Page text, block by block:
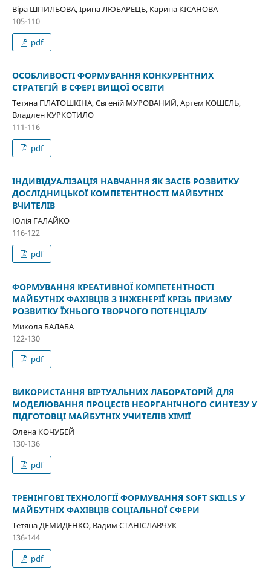
Віра ШПИЛЬОВА, Ірина ЛЮБАРЕЦЬ, Карина КІСАНОВА
105-110
pdf
ОСОБЛИВОСТІ ФОРМУВАННЯ КОНКУРЕНТНИХ
СТРАТЕГІЙ В СФЕРІ ВИЩОЇ ОСВІТИ
Тетяна ПЛАТОШКІНА, Євгеній МУРОВАНИЙ, Артем КОШЕЛЬ,
Владлен КУРКОТИЛО
111-116
pdf
ІНДИВІДУАЛІЗАЦІЯ НАВЧАННЯ ЯК ЗАСІБ РОЗВИТКУ
ДОСЛІДНИЦЬКОЇ КОМПЕТЕНТНОСТІ МАЙБУТНІХ
ВЧИТЕЛІВ
Юлія ГАЛАЙКО
116-122
pdf
ФОРМУВАННЯ КРЕАТИВНОЇ КОМПЕТЕНТНОСТІ
МАЙБУТНІХ ФАХІВЦІВ З ІНЖЕНЕРІЇ КРІЗЬ ПРИЗМУ
РОЗВИТКУ ЇХНЬОГО ТВОРЧОГО ПОТЕНЦІАЛУ
Микола БАЛАБА
122-130
pdf
ВИКОРИСТАННЯ ВІРТУАЛЬНИХ ЛАБОРАТОРІЙ ДЛЯ
МОДЕЛЮВАННЯ ПРОЦЕСІВ НЕОРГАНІЧНОГО СИНТЕЗУ У
ПІДГОТОВЦІ МАЙБУТНІХ УЧИТЕЛІВ ХІМІЇ
Олена КОЧУБЕЙ
130-136
pdf
ТРЕНІНГОВІ ТЕХНОЛОГІЇ ФОРМУВАННЯ SOFT SKILLS У
МАЙБУТНІХ ФАХІВЦІВ СОЦІАЛЬНОЇ СФЕРИ
Тетяна ДЕМИДЕНКО, Вадим СТАНІСЛАВЧУК
136-144
pdf